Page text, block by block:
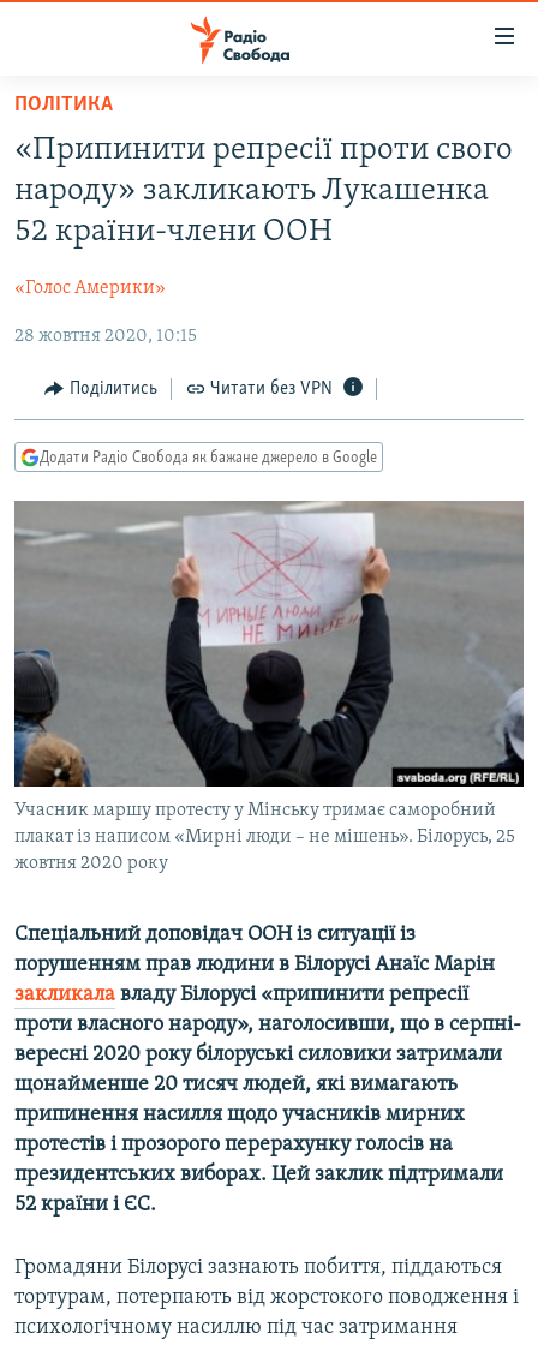
Перейти
основного
матеріалу
Перейти
до
основної
Перейти
пошуку
ВСЕ ЗА ДОБУ
СТАТТІ
ЕКОНОМІКА
СУСПІЛЬСТВО
КУЛЬТУРА
УКРАЇНА
РОСІЙСЬКА «ФІЛЬТРАЦІЯ»
ДОНБАС.РЕАЛІЇ
КРИМ.РЕАЛІЇ
СХЕМИ
КИТАЙ.ВИКЛИКИ
СПЕЦПРОЄКТИ
ПОДКАСТИ
КРИМ РЕАЛІЇ
РУС
УКР
КТАТ
ДОЛУЧАЙСЯ!
ПОЛІТИКА
«Припинити репресії проти свого
народу» закликають Лукашенка
52 країни-члени ООН
«Голос Америки»
28 жовтня 2020, 10:15
Поділитись Читати без VPN
Додати Радіо Свобода як бажане джерело в Google
Учасник маршу протесту у Мінську тримає саморобний
плакат із написом «Мирні люди – не мішень». Білорусь, 25
жовтня 2020 року
Спеціальний доповідач ООН із ситуації із
порушенням прав людини в Білорусі Анаїс Марін
закликала владу Білорусі «припинити репресії
проти власного народу», наголосивши, що в серпні-
вересні 2020 року білоруські силовики затримали
щонайменше 20 тисяч людей, які вимагають
припинення насилля щодо учасників мирних
протестів і прозорого перерахунку голосів на
президентських виборах. Цей заклик підтримали
52 країни і ЄС.
Громадяни Білорусі зазнають побиття, піддаються
тортурам, потерпають від жорстокого поводження і
психологічному насиллю під час затримання